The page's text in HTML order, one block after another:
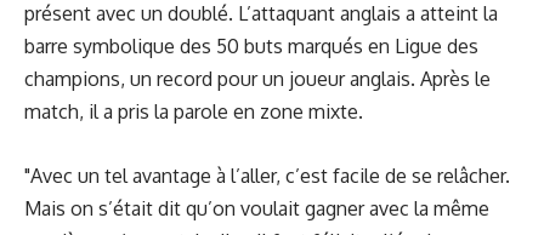
présent avec un doublé. L’attaquant anglais a atteint la
barre symbolique des 50 buts marqués en Ligue des
champions, un record pour un joueur anglais. Après le
match, il a pris la parole en zone mixte.
"Avec un tel avantage à l’aller, c’est facile de se relâcher.
Mais on s’était dit qu’on voulait gagner avec la même